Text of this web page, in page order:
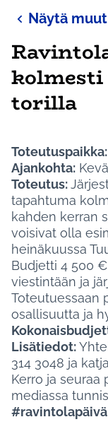
Näytä
kolmesti
torilla
Toteutuspaikka:
Ajankohta:
Toteutus:
tapahtuma
kahden kerran
voisivat olla
heinäkuussa
Budjetti 4 500
viestintään ja
Toteutuessaan
osallisuutta ja
Lisätiedot:
314 3048 ja
Kerro ja seuraa
mediassa
#ravintolapäivä